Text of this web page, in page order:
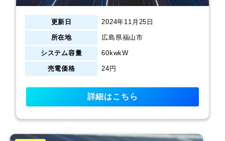
更新日 2024年11月25日
所在地 広島県福山市
システム容量 60kwkW
売電価格 24円
詳細はこちら